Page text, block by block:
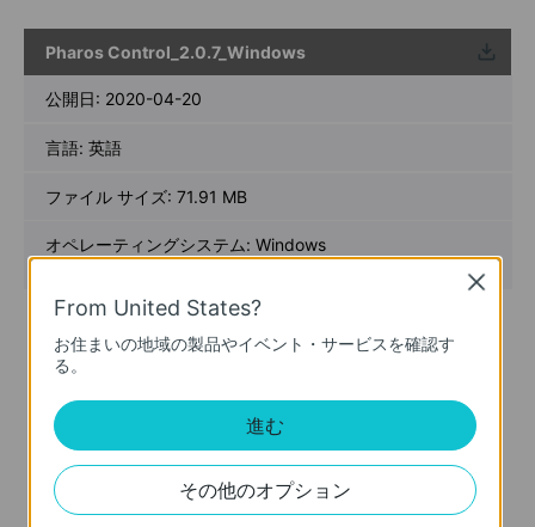
Pharos Control_2.0.7_Windows
ウンロ
ード
公開日: 2020-04-20
言語: 英語
ファイル サイズ: 71.91 MB
オペレーティングシステム: Windows
server2003/2008/2012/2016 and Vista/7/8/10
Modifications and Bug Fixes:
1. Added supporting CPE710;
2.Fixed display problems in the channel list.
CPE605
Notes:
1. We suggest customers modify username and
password after upgrading to the latest version of Pharos
Control to improve security level.
2.Support managing CPE210/220/510/605/610/710
From United States?
お住まいの地域の製品やイベント・サービスを確認す
る。
進む
その他のオプション
Close